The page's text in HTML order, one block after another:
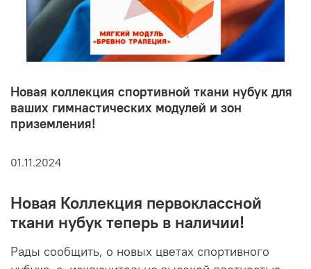
Новая коллекция спортивной ткани нубук для
ваших гимнастических модулей и зон
приземления!
01.11.2024
Новая Коллекция первоклассной
ткани нубук теперь в наличии!
Рады сообщить, о новых цветах спортивного